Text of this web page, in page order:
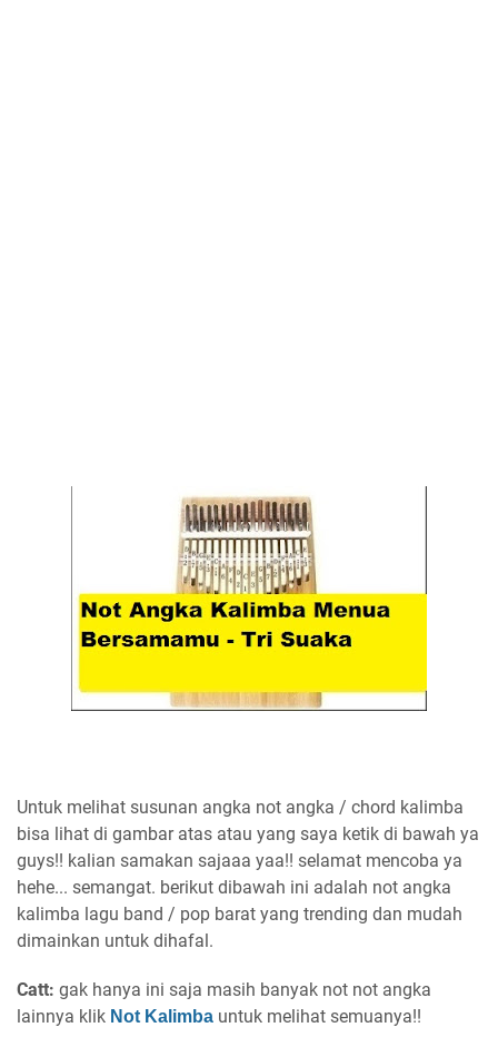
Untuk melihat susunan angka not angka / chord kalimba
bisa lihat di gambar atas atau yang saya ketik di bawah ya
guys!! kalian samakan sajaaa yaa!! selamat mencoba ya
hehe... semangat. berikut dibawah ini adalah not angka
kalimba lagu band / pop barat yang trending dan mudah
dimainkan untuk dihafal.
Catt: gak hanya ini saja masih banyak not not angka
lainnya klik Not Kalimba untuk melihat semuanya!!